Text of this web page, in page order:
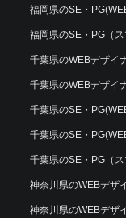
福岡県のSE・
福岡県のSE・PG（
千葉県のWEBデザイ
千葉県のWEBデザイ
千葉県のSE・
千葉県のSE・
千葉県のSE・PG（
神奈川県のWEBデザ
神奈川県のWEBデザ